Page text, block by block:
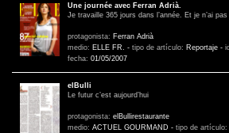
Une journée avec Ferran Adrià.
Je travaille 365 jours dans l’année. Et je n’ai
protagonista: Ferran Adrià
medio: ELLE FR. - tipo de artículo: Reportaje -
fecha: 01/05/2007
elBulli
Le futur c’est aujourd’hui
protagonista: elBullirestaurante
medio: ACTUEL GOURMAND - tipo de artículo: